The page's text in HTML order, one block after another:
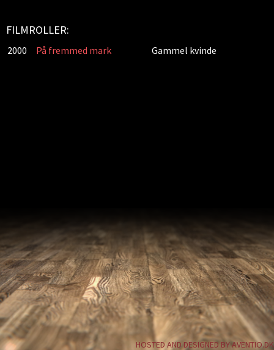
FILMROLLER:
2000 På fremmed mark Gammel kvinde
HOSTED AND DESIGNED BY AVENTIO.DK